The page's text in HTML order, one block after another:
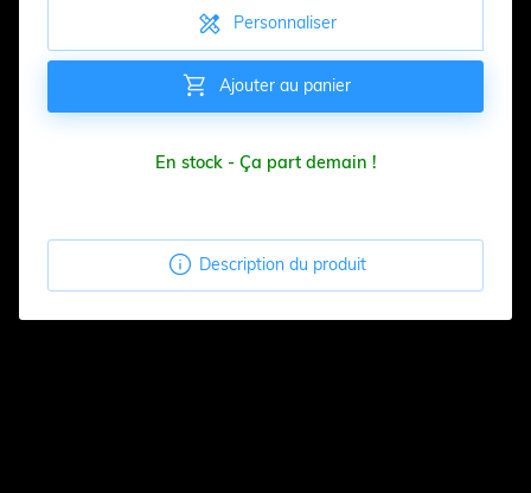
 Personnaliser
 Ajouter au panier
En stock - Ça part demain !
 Description du produit